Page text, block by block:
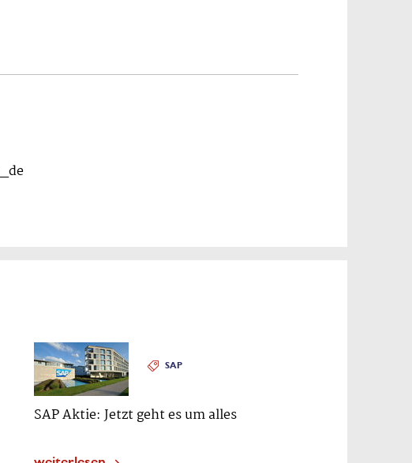
SAP
SAP Aktie: Jetzt geht es um alles